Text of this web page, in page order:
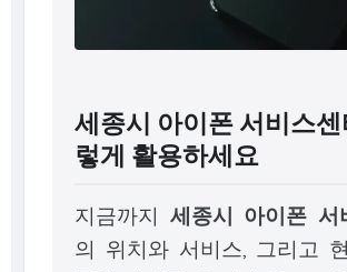
세종시 아이폰 서비스센
렇게 활용하세요
지금까지 세종시 아이폰 서
의 위치와 서비스, 그리고